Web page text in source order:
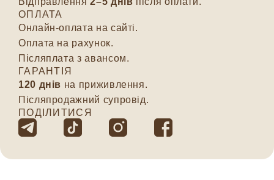
ОПЛАТА
Онлайн-оплата на сайті.
Оплата на рахунок.
Післяплата з авансом.
ГАРАНТІЯ
120 днів на приживлення.
Післяпродажний супровід.
ПОДІЛИТИСЯ